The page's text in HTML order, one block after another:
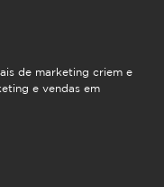
de marketing criem e
e vendas em